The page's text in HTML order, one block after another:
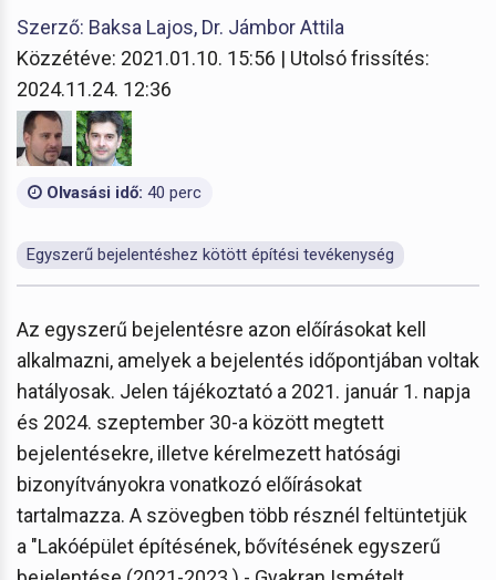
Szerző: Baksa Lajos, Dr. Jámbor Attila
Közzétéve: 2021.01.10. 15:56 | Utolsó frissítés:
2024.11.24. 12:36
Olvasási idő: 40 perc
Egyszerű bejelentéshez kötött építési tevékenység
Az egyszerű bejelentésre azon előírásokat kell
alkalmazni, amelyek a bejelentés időpontjában voltak
hatályosak. Jelen tájékoztató a 2021. január 1. napja
és 2024. szeptember 30-a között megtett
bejelentésekre, illetve kérelmezett hatósági
bizonyítványokra vonatkozó előírásokat
tartalmazza. A szövegben több résznél feltüntetjük
a "Lakóépület építésének, bővítésének egyszerű